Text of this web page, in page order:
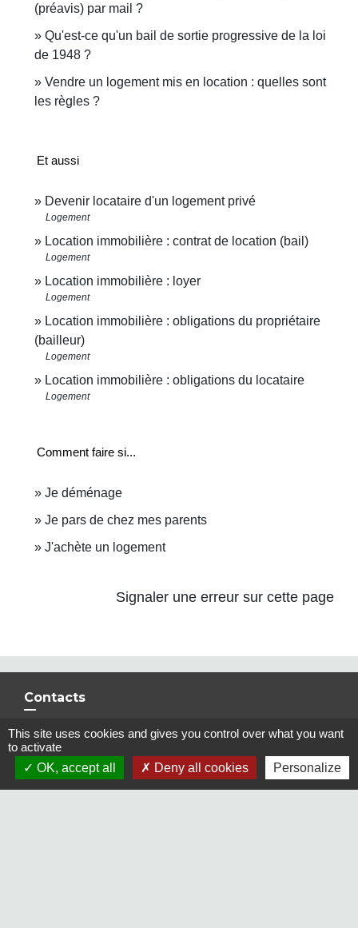
(préavis) par mail ?
Qu'est-ce qu'un bail de sortie progressive de la loi
de 1948 ?
Vendre un logement mis en location : quelles sont
les règles ?
Et aussi
Devenir locataire d'un logement privé
Logement
Location immobilière : contrat de location (bail)
Logement
Location immobilière : loyer
Logement
Location immobilière : obligations du propriétaire
(bailleur)
Logement
Location immobilière : obligations du locataire
Logement
Comment faire si...
Je déménage
Je pars de chez mes parents
J'achète un logement
Signaler une erreur sur cette page
Contacts
Commune de Saint-Arnoult-en-Yvelines
Place du Jeu de Paume
78730 Saint-Arnoult-en-Yvelines - FRANCE
This site uses cookies and gives you control over what you want
to activate
OK, accept all
Deny all cookies Personalize